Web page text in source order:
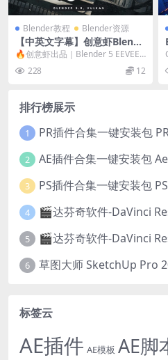
Blender教程 Blender资源
【中英文字幕】创意虾Blende
r 5 EEVEE真实灯光照明渲染
全面教程
🔥创意虾出品｜Blender 5 EEVEE
真实灯光与渲染终极教程 本套教程
系...228 12
排行榜展示
1
2
3
4
5
6
标签云
AE插件 AE模板 AE脚